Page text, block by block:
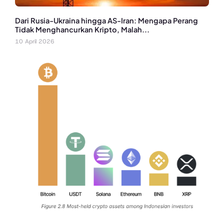
Dari Rusia-Ukraina hingga AS-Iran: Mengapa Perang
Tidak Menghancurkan Kripto, Malah...
10 April 2026